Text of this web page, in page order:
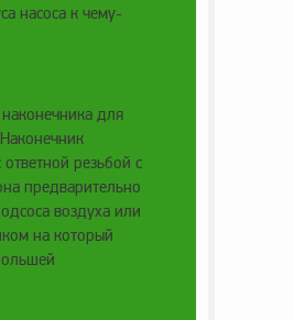
насоса к чему-
для
резьбой с
предварительно
воздуха или
на который